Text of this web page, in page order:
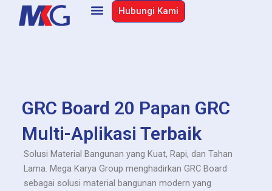
Hubungi Kami
GRC Board 20 Papan GRC
Multi-Aplikasi Terbaik
Solusi Material Bangunan yang Kuat, Rapi, dan Tahan
Lama. Mega Karya Group menghadirkan GRC Board
sebagai solusi material bangunan modern yang